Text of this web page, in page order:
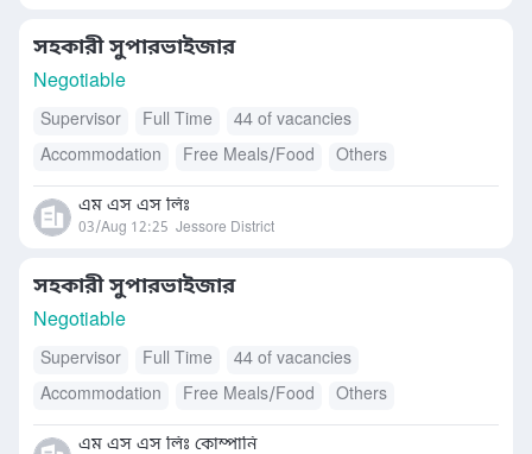
সহকারী সুপারভাইজার
Negotiable
Supervisor Full Time
44 of vacancies
Accommodation
Free Meals/Food Others
এম এস এস লিঃ
03/Aug 12:25 Jessore District
সহকারী সুপারভাইজার
Negotiable
Supervisor Full Time
44 of vacancies
Accommodation
Free Meals/Food Others
এম এস এস লিঃ কোম্পানি